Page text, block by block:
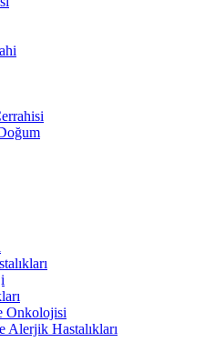
Onkolojisi
Hastalıkları